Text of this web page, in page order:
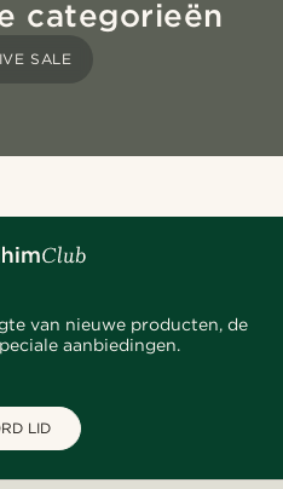
categorieën
SALE
van nieuwe producten, de
aanbiedingen.
LID